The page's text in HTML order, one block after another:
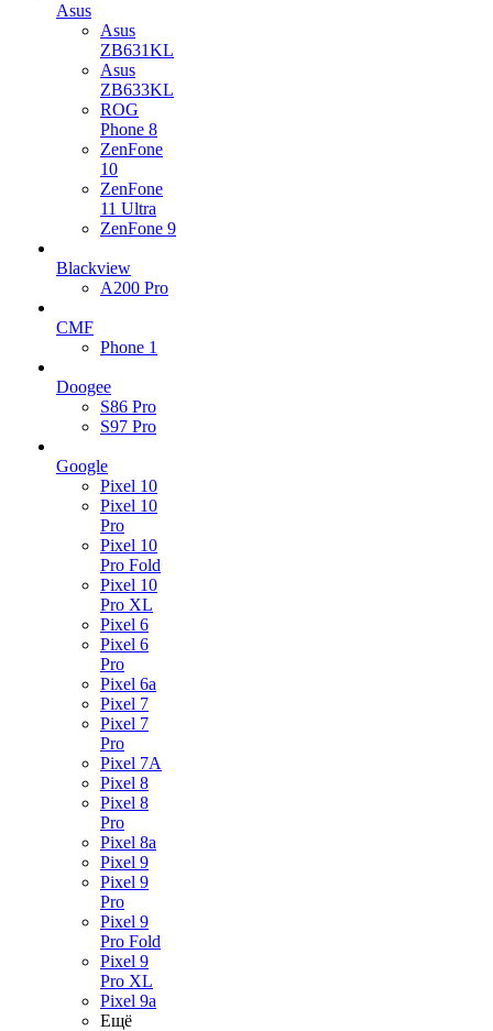
Asus
Asus
ZB631KL
Asus
ZB633KL
ROG
Phone 8
ZenFone
10
ZenFone
11 Ultra
ZenFone 9
Blackview
A200 Pro
CMF
Phone 1
Doogee
S86 Pro
S97 Pro
Google
Pixel 10
Pixel 10
Pro
Pixel 10
Pro Fold
Pixel 10
Pro XL
Pixel 6
Pixel 6
Pro
Pixel 6a
Pixel 7
Pixel 7
Pro
Pixel 7A
Pixel 8
Pixel 8
Pro
Pixel 8a
Pixel 9
Pixel 9
Pro
Pixel 9
Pro Fold
Pixel 9
Pro XL
Pixel 9a
Ещё